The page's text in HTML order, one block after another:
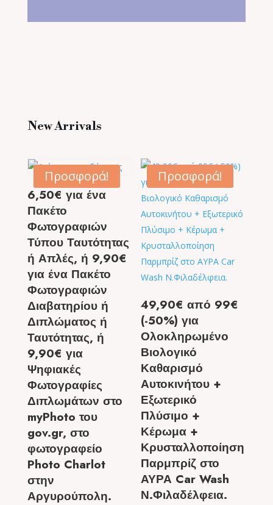
New Arrivals
Προσφορά!
6,50€ για ένα
Πακέτο
Φωτογραφιών
Τύπου Ταυτότητας
ή Απλές, ή 9,90€
για ένα Πακέτο
Φωτογραφιών
Διαβατηρίου ή
Διπλώματος ή
Ταυτότητας, ή
9,90€ για
Ψηφιακές
Φωτογραφίες
Διπλωμάτων στο
myPhoto του
gov.gr, στο
φωτογραφείο
Photo Charlot
στην
Αργυρούπολη.
Προσφορά!
49,90€ από 99€
(-50%) για
Ολοκληρωμένο
Βιολογικό
Καθαρισμό
Αυτοκινήτου +
Εξωτερικό
Πλύσιμο +
Κέρωμα +
Κρυσταλλοποίηση
Παρμπρίζ στο
ΑΥΡΑ Car Wash
Ν.Φιλαδέλφεια.